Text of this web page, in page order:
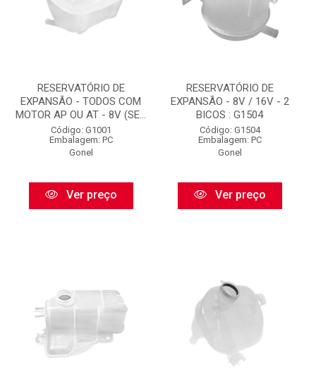
RESERVATÓRIO DE
EXPANSÃO - TODOS COM
MOTOR AP OU AT - 8V (SE...
Código: G1001
Embalagem: PC
Gonel
Ver preço
RESERVATÓRIO DE
EXPANSÃO - 8V / 16V - 2
BICOS : G1504
Código: G1504
Embalagem: PC
Gonel
Ver preço